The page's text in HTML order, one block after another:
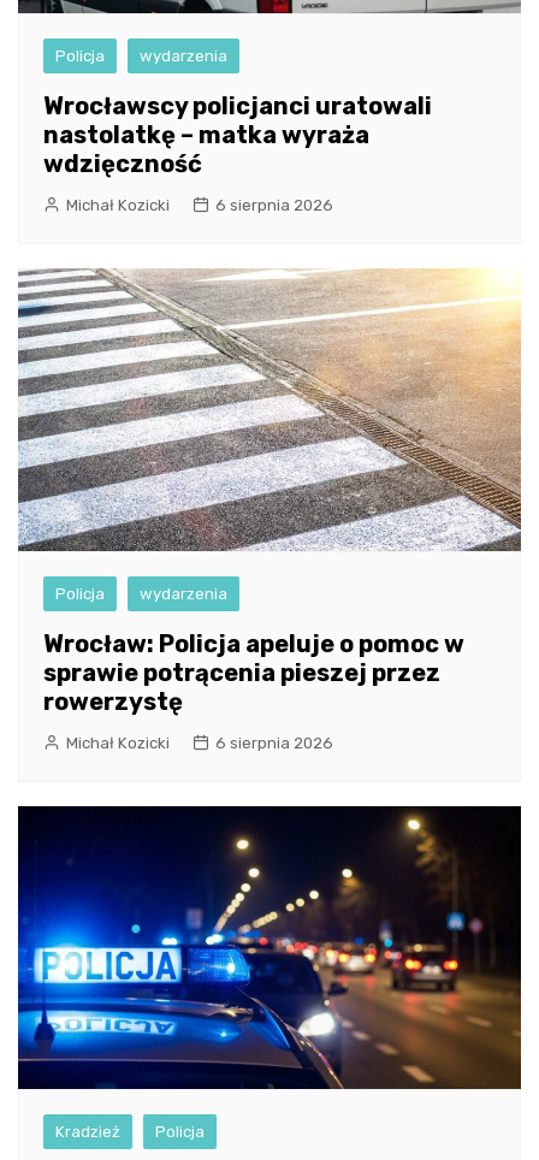
Policja wydarzenia
Wrocławscy policjanci uratowali
nastolatkę – matka wyraża
wdzięczność
Michał Kozicki 6 sierpnia 2026
Policja wydarzenia
Wrocław: Policja apeluje o pomoc w
sprawie potrącenia pieszej przez
rowerzystę
Michał Kozicki 6 sierpnia 2026
Kradzież Policja